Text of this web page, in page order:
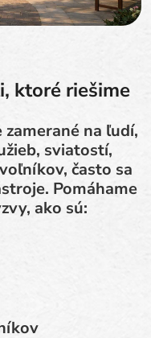
ktoré riešime
na ľudí,
sviatostí,
často sa
Pomáhame
ako sú: